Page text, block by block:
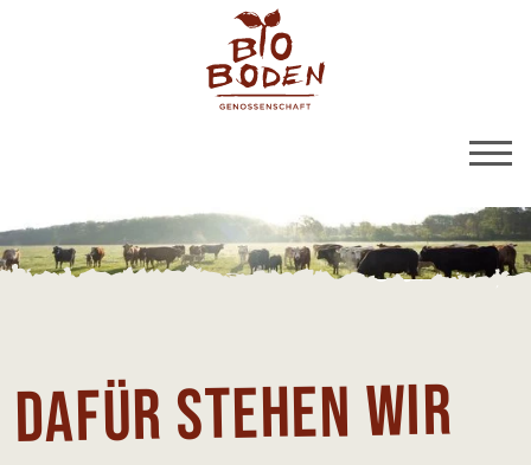
BioBoden | Werte
Da­für Ste­hen wir